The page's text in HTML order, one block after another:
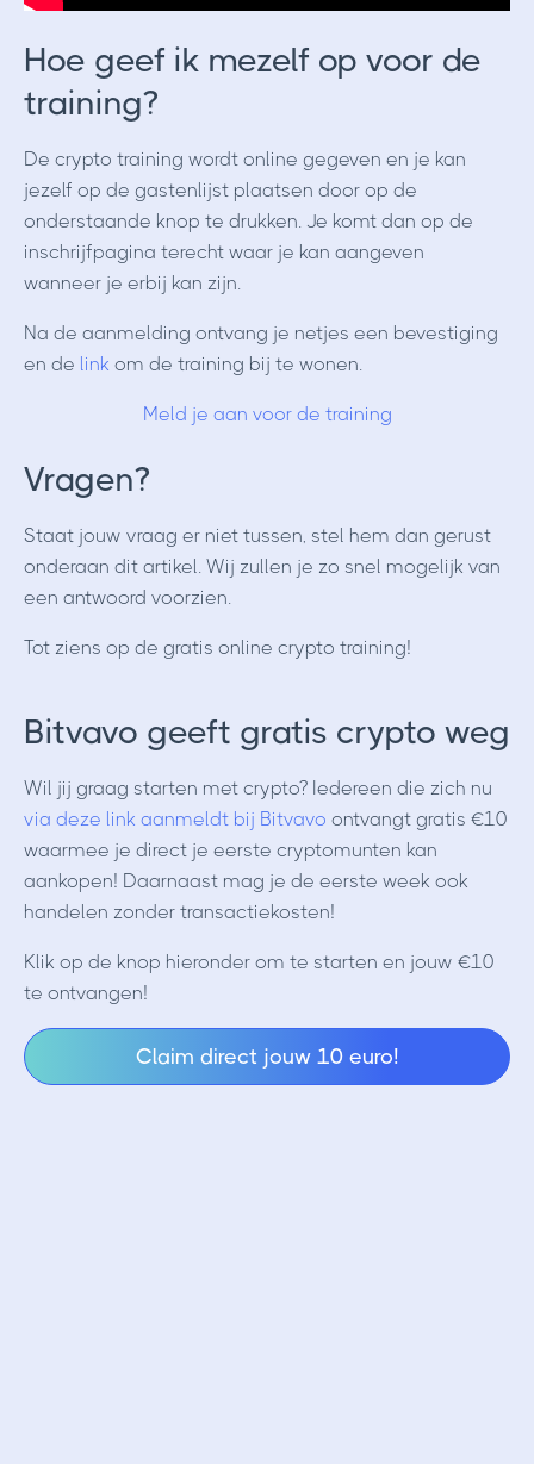
Hoe geef ik mezelf op voor de
training?
De crypto training wordt online gegeven en je kan
jezelf op de gastenlijst plaatsen door op de
onderstaande knop te drukken. Je komt dan op de
inschrijfpagina terecht waar je kan aangeven
wanneer je erbij kan zijn.
Na de aanmelding ontvang je netjes een bevestiging
en de link om de training bij te wonen.
Meld je aan voor de training
Vragen?
Staat jouw vraag er niet tussen, stel hem dan gerust
onderaan dit artikel. Wij zullen je zo snel mogelijk van
een antwoord voorzien.
Tot ziens op de gratis online crypto training!
Bitvavo geeft gratis crypto weg
Wil jij graag starten met crypto? Iedereen die zich nu
via deze link aanmeldt bij Bitvavo ontvangt gratis €10
waarmee je direct je eerste cryptomunten kan
aankopen! Daarnaast mag je de eerste week ook
handelen zonder transactiekosten!
Klik op de knop hieronder om te starten en jouw €10
te ontvangen!
Claim direct jouw 10 euro!